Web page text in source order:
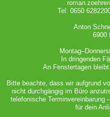
Tel: 0650
Anton
6900
In dringenden
An Fenstertagen
Bitte beachte, dass wir aufgrund
nicht durchgängig im Büro
telefonische Terminvereinbarung
für dein